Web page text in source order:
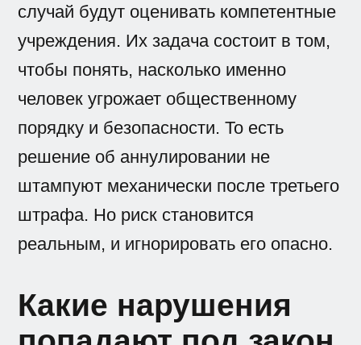
случай будут оценивать компетентные
учреждения. Их задача состоит в том,
чтобы понять, насколько именно
человек угрожает общественному
порядку и безопасности. То есть
решение об аннулировании не
штампуют механически после третьего
штрафа. Но риск становится
реальным, и игнорировать его опасно.
Какие нарушения